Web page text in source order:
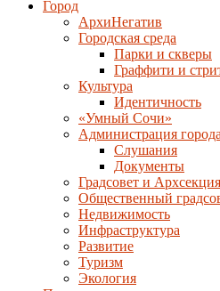
Город
АрхиНегатив
Городская среда
Парки и скверы
Граффити и
Культура
Идентичность
«Умный Сочи»
Администрация
Слушания
Документы
Градсовет и Архсекция
Общественный
Недвижимость
Инфраструктура
Развитие
Туризм
Экология